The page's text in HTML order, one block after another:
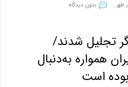
بدون دیدگاه
تجلیل شدند/
همواره به‌دنبال
است